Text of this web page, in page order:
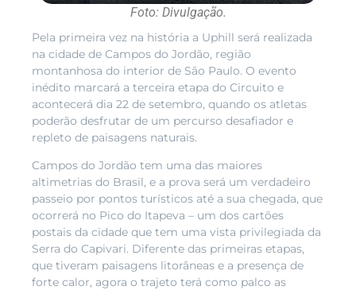
Foto: Divulgação.
Pela primeira vez na história a Uphill será realizada
na cidade de Campos do Jordão, região
montanhosa do interior de São Paulo. O evento
inédito marcará a terceira etapa do Circuito e
acontecerá dia 22 de setembro, quando os atletas
poderão desfrutar de um percurso desafiador e
repleto de paisagens naturais.
Campos do Jordão tem uma das maiores
altimetrias do Brasil, e a prova será um verdadeiro
passeio por pontos turísticos até a sua chegada, que
ocorrerá no Pico do Itapeva – um dos cartões
postais da cidade que tem uma vista privilegiada da
Serra do Capivari. Diferente das primeiras etapas,
que tiveram paisagens litorâneas e a presença de
forte calor, agora o trajeto terá como palco as